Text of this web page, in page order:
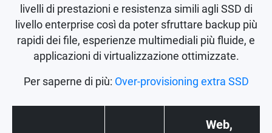
livelli di prestazioni e resistenza simili agli SSD di
livello enterprise così da poter sfruttare backup più
rapidi dei file, esperienze multimediali più fluide, e
applicazioni di virtualizzazione ottimizzate.
Per saperne di più: Over-provisioning extra SSD
Web,